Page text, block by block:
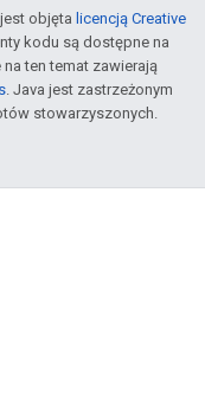
objęta licencją Creative
kodu są dostępne na
ten temat zawierają
. Java jest zastrzeżonym
stowarzyszonych.